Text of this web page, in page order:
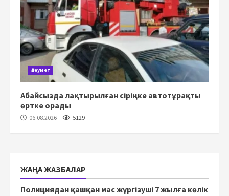
Әлеумет
Абайсызда лақтырылған сіріңке автотұрақты
өртке орады
06.08.2026 5129
ЖАҢА ЖАЗБАЛАР
Полициядан қашқан мас жүргізуші 7 жылға көлік